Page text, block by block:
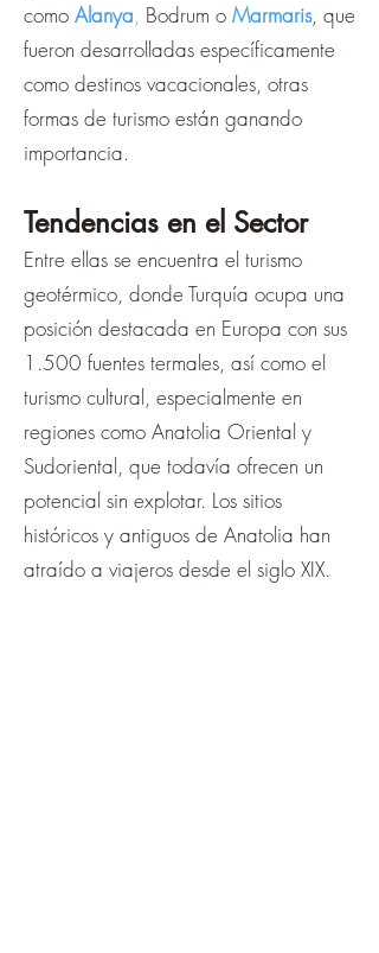
como Alanya, Bodrum o Marmaris, que
fueron desarrolladas específicamente
como destinos vacacionales, otras
formas de turismo están ganando
importancia.
Tendencias en el Sector
Entre ellas se encuentra el turismo
geotérmico, donde Turquía ocupa una
posición destacada en Europa con sus
1.500 fuentes termales, así como el
turismo cultural, especialmente en
regiones como Anatolia Oriental y
Sudoriental, que todavía ofrecen un
potencial sin explotar. Los sitios
históricos y antiguos de Anatolia han
atraído a viajeros desde el siglo XIX.